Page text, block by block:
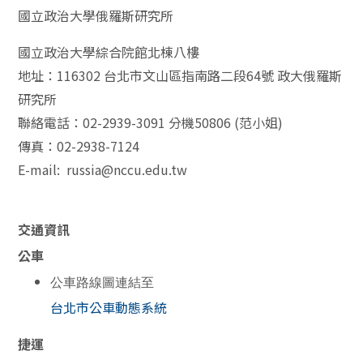
國立政治大學俄羅斯研究所
國立政治大學綜合院館北棟八樓
地址：116302 台北市文山區指南路二段64號 政大俄羅斯
研究所
聯絡電話：02-2939-3091 分機50806 (范小姐)
傳真：02-2938-7124
E-mail: russia@nccu.edu.tw
交通資訊
公車
公車路線圖連結至
台北市公車動態系統
捷運